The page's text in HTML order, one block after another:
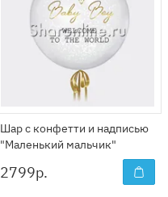
Шар с конфетти и надписью
"Маленький мальчик"
2799р.